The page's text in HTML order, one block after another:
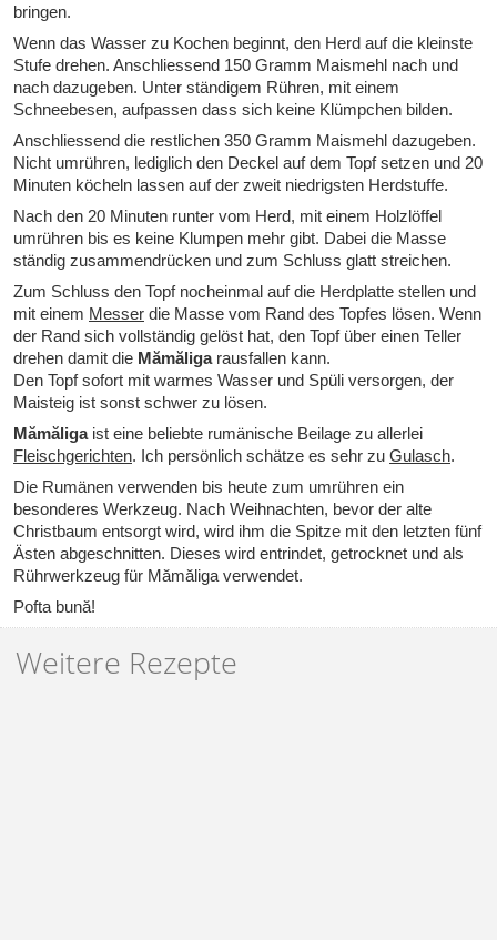
bringen.
Wenn das Wasser zu Kochen beginnt, den Herd auf die kleinste
Stufe drehen. Anschliessend 150 Gramm Maismehl nach und
nach dazugeben. Unter ständigem Rühren, mit einem
Schneebesen, aufpassen dass sich keine Klümpchen bilden.
Anschliessend die restlichen 350 Gramm Maismehl dazugeben.
Nicht umrühren, lediglich den Deckel auf dem Topf setzen und 20
Minuten köcheln lassen auf der zweit niedrigsten Herdstuffe.
Nach den 20 Minuten runter vom Herd, mit einem Holzlöffel
umrühren bis es keine Klumpen mehr gibt. Dabei die Masse
ständig zusammendrücken und zum Schluss glatt streichen.
Zum Schluss den Topf nocheinmal auf die Herdplatte stellen und
mit einem Messer die Masse vom Rand des Topfes lösen. Wenn
der Rand sich vollständig gelöst hat, den Topf über einen Teller
drehen damit die Mămăliga rausfallen kann.
Den Topf sofort mit warmes Wasser und Spüli versorgen, der
Maisteig ist sonst schwer zu lösen.
Mămăligaist eine beliebte rumänische Beilage zu allerlei
Fleischgerichten. Ich persönlich schätze es sehr zu Gulasch.
Die Rumänen verwenden bis heute zum umrühren ein
besonderes Werkzeug. Nach Weihnachten, bevor der alte
Christbaum entsorgt wird, wird ihm die Spitze mit den letzten fünf
Ästen abgeschnitten. Dieses wird entrindet, getrocknet und als
Rührwerkzeug für Mămăliga verwendet.
Pofta bună!
Weitere Rezepte